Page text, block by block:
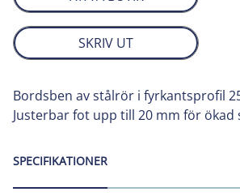
SKRIV UT
Bordsben av stålrör i fyrkantsprofil
Justerbar fot upp till 20 mm för ökad
SPECIFIKATIONER